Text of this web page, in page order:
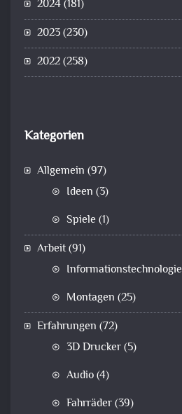
2024(181)
2023(230)
2022(258)
Kategorien
Allgemein (97)
Ideen (3)
Spiele (1)
Arbeit(91)
Informationstechnologie
Montagen (25)
Erfahrungen (72)
3D Drucker(5)
Audio(4)
Fahrräder(39)